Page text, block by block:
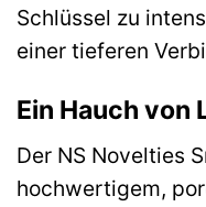
Schlüssel zu
einer tieferen
Ein Hauch von
Der NS Novelties
hochwertigem,